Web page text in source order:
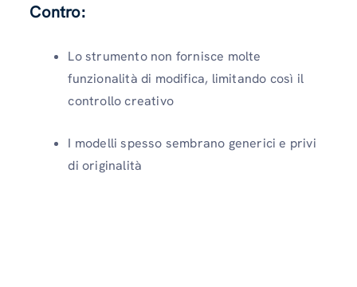
Contro:
Lo strumento non fornisce molte
funzionalità di modifica, limitando così il
controllo creativo
I modelli spesso sembrano generici e privi
di originalità